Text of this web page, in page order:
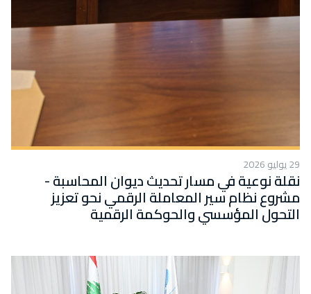
29 يوليو 2026
نقلة نوعية في مسار تحديث ديوان المحاسبة -
مشروع نظام سير المعاملة الرقمي نحو تعزيز
التحول المؤسسي والحوكمة الرقمية